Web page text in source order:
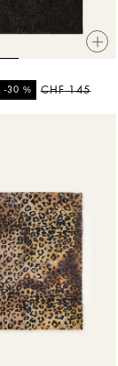
CHF 145
-30 %